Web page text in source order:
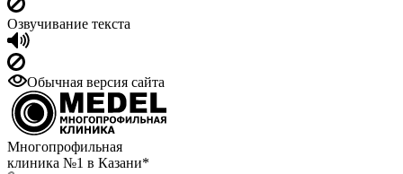
Озвучивание текста
Обычная версия сайта
Многопрофильная
клиника №1 в Казани*